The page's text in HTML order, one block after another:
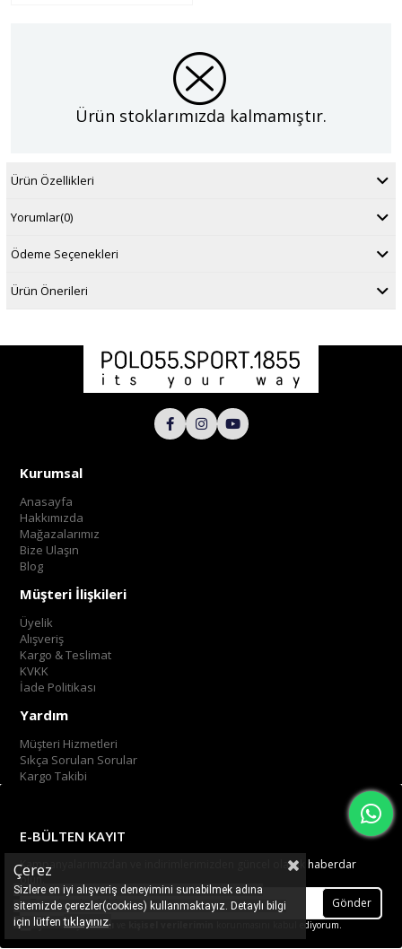
Ürün stoklarımızda kalmamıştır.
Ürün Özellikleri
Yorumlar(0)
Ödeme Seçenekleri
Ürün Önerileri
Kurumsal
Anasayfa
Hakkımızda
Mağazalarımız
Bize Ulaşın
Blog
Müşteri İlişkileri
Üyelik
Alışveriş
Kargo & Teslimat
KVKK
İade Politikası
Yardım
Müşteri Hizmetleri
Sıkça Sorulan Sorular
Kargo Takibi
E-BÜLTEN KAYIT
Kampanyalarımızdan ve indirimlerimizden güncel olarak haberdar
olun.
Gönder
Üyelik koşullarını korunmasını kabul ediyorum.
Çerez
Sizlere en iyi alışveriş deneyimini sunabilmek adına
sitemizde çerezler(cookies) kullanmaktayız. Detaylı bilgi
için lütfentıklayınız.